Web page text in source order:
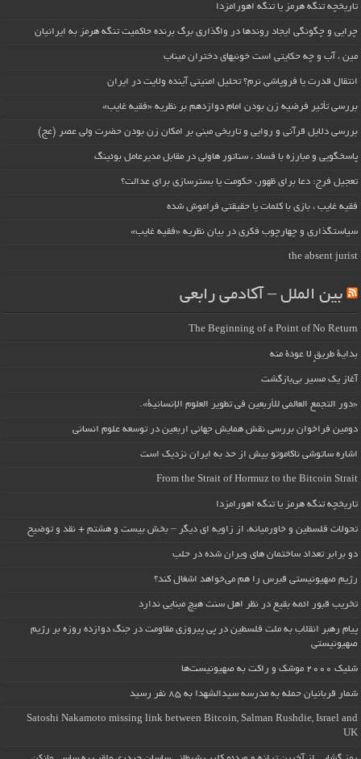
تاریخچه تنگه هرمز یا تنگه اهورامزدا
چرایی و چگونگی ایجاد روندها در واگذاری برگ برنده حاکمیت تنگه هرمز به ایرانیان
مین ، آب و چه حکایتی است خونبهای دختران میناب
انتقال قدرت یا فروپاشی نرم؟ تحلیل امنیتی آینده ولایت در ایران
بررسی تأثیر فرضیه زن بودن امام دوازدهم بر نظریه «فقیه غایب»
بررسی دلایل قرآنی و روایی و تاریخی مبنی بر امکان زن بودن حضرت ولی عصر (عج)
پاسخگویی و مبارزه با فساد ، سناتور هاولی در مقابل مدیرعامل بوئینگ
تعجیل فرج: دعا برای ظهور، حکومت یا بسترسازی برای عدالت؟
فقیه غایب ، بازی با کلمات یا حقیقتی فراموش شده
سیاستگذاری و چهارچوب فکری در بیان نظریه «فقیه غایب»
the absent jurist
بین الملل – آکادمی رابعی
The Beginning of a Point of No Return
بداية طريقٍ لا عودة منه
آغاز یک مسیر بی‌بازگشت
«دور التجمع العالمي للأربعين في تطوير العلوم الإنسانية».
دومین فراخوان بررسی نقش همایش جهانی اربعین در توسعه علوم انسانی
اشاره ساتوشی ناکاموتو بیش از حد به ایران نزدیک است
From the Strait of Hormuz to the Bitcoin Strait
تاریخچه تنگه هرمز یا تنگه اهورامزدا
تحولات فلسطین و خاورمیانه، از زاویه ای دیگر – بخش بیست و هشتم + نقد و توضیح
دو برابر تعداد ساختمان های ویران شده در حلب
رژیم صهیونیستی قبرس را هم می‌خواهد اشغال کند؟
تخریب قبور ائمه بقیع در نظر اهل سنت هیچ مبنایی ندارد
پیام رهبر انقلاب به ملت فلسطین در پی پیروزی مقاومت در جنگ دوازده روزه بر رژیم
صهیونیستی
شلیک ۲۰۰۰ موشک و راکت به صهیونیست‌ها
شمار قربانیان حمله به مدرسه سیدالشهدا به ۸۵ نفر رسید
Satoshi Nakamoto missing link between Bitcoin, Salman Rushdie, Israel and
UK